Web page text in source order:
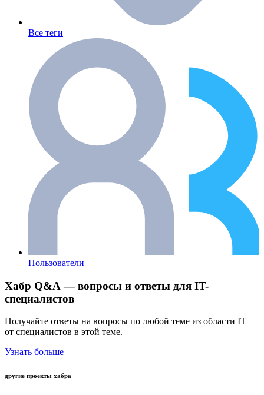
Все теги
Пользователи
Хабр Q&A — вопросы и ответы для IT-
специалистов
Получайте ответы на вопросы по любой теме из области IT
от специалистов в этой теме.
Узнать больше
другие проекты хабра